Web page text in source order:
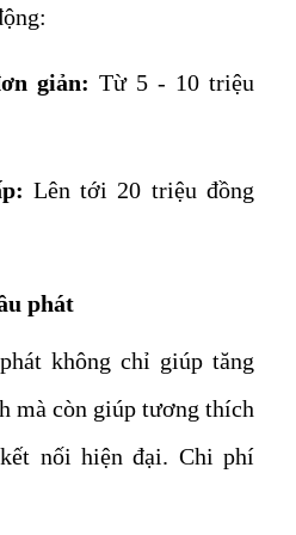
giản: Từ 5 - 10 triệu
Lên tới 20 triệu đồng
phát
không chỉ giúp tăng
mà còn giúp tương thích
nối hiện đại. Chi phí